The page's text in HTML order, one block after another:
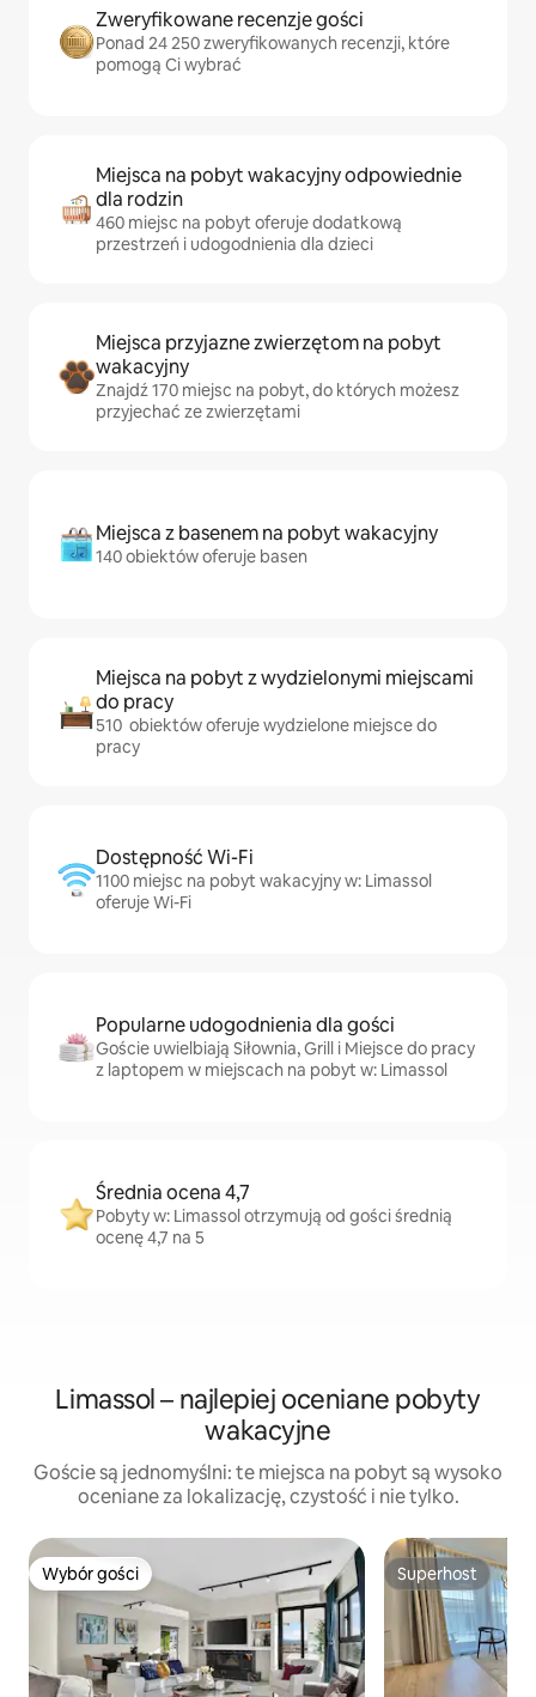
Zweryfikowane recenzje gości
Ponad 24 250 zweryfikowanych recenzji, które
pomogą Ci wybrać
Miejsca na pobyt wakacyjny odpowiednie
dla rodzin
460 miejsc na pobyt oferuje dodatkową
przestrzeń i udogodnienia dla dzieci
Miejsca przyjazne zwierzętom na pobyt
wakacyjny
Znajdź 170 miejsc na pobyt, do których możesz
przyjechać ze zwierzętami
Miejsca z basenem na pobyt wakacyjny
140 obiektów oferuje basen
Miejsca na pobyt z wydzielonymi miejscami
do pracy
510 obiektów oferuje wydzielone miejsce do
pracy
Dostępność Wi-Fi
1100 miejsc na pobyt wakacyjny w: Limassol
oferuje Wi-Fi
Popularne udogodnienia dla gości
Goście uwielbiają Siłownia, Grill i Miejsce do pracy
z laptopem w miejscach na pobyt w: Limassol
Średnia ocena 4,7
Pobyty w: Limassol otrzymują od gości średnią
ocenę 4,7 na 5
Limassol – najlepiej oceniane pobyty
wakacyjne
Goście są jednomyślni: te miejsca na pobyt są wysoko
oceniane za lokalizację, czystość i nie tylko.
Wybór gości
Wybór gości Superhost
Superhost